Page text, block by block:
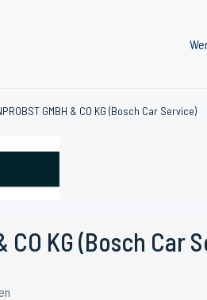
GMBH & CO KG (Bosch Car Service)
CO KG (Bosch Car